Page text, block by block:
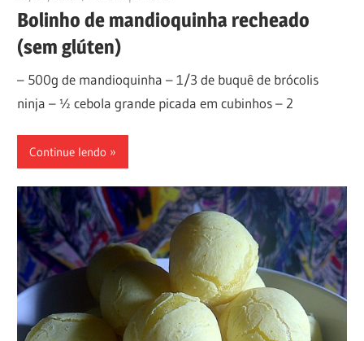
Bolinho de mandioquinha recheado
(sem glúten)
– 500g de mandioquinha – 1/3 de buquê de brócolis
ninja – ½ cebola grande picada em cubinhos – 2
Continue lendo